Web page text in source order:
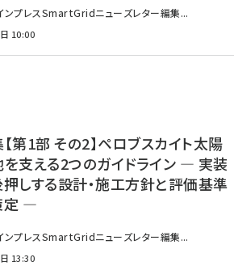
ンプレスSmartGridニューズレター編集...
10:00
第1部 その2】ペロブスカイト太陽
を支える2つのガイドライン ― 実装
しする設計・施工方針と評価基準
定 ―
ンプレスSmartGridニューズレター編集...
13:30